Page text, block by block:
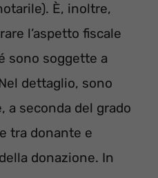
È, inoltre,
l’aspetto fiscale
sono soggette a
dettaglio, sono
a seconda del grado
tra donante e
donazione. In